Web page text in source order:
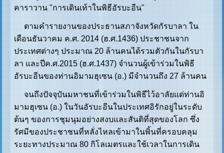
คาราวาน "การเดินเท้าในพิธีอัรบะอีน"
ตามคำรายงานของประธานสภาจังหวัดกัรบาลา ใน
เดือนธันวาคม ค.ศ. 2014 (ฮ.ศ.1436) ประชาชนจาก
ประเทศต่างๆ ประมาณ 20 ล้านคนได้รวมตัวกันในกัรบา
ลา และปีค.ศ.2015 (ฮ.ศ.1437) จำนวนผู้เข้าร่วมในพิธี
อัรบะอีนของท่านอิมามฮุเซน (อ.) มีจำนวนถึง 27 ล้านคน
จนถึงปัจจุบันมหาชนที่เข้าร่วมในพิธีไว้อาลัยแด่ท่านอิ
มามฮุเซน (อ.) ในวันอัรบะอีนในประเทศอิรักอยู่ในระดับ
ต้นๆ ของการชุมนุมอย่างสงบและสันติที่สุดของโลก ซึ่ง
รัศมีของประชาชนที่หลั่งไหลเข้ามาในพิ้นที่ครอบคลุม
ระยะทางประมาณ 80 กิโลเมตรและใช้เวลาในการเดิน